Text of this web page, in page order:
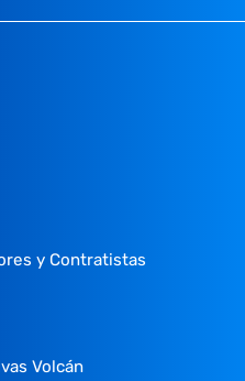
y Contratistas
Volcán